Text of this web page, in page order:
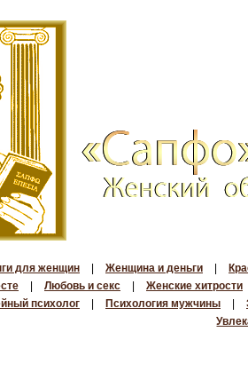
для женщин Женщина и деньги
Любовь и секс
Женские хитрости
психолог Психология мужчины